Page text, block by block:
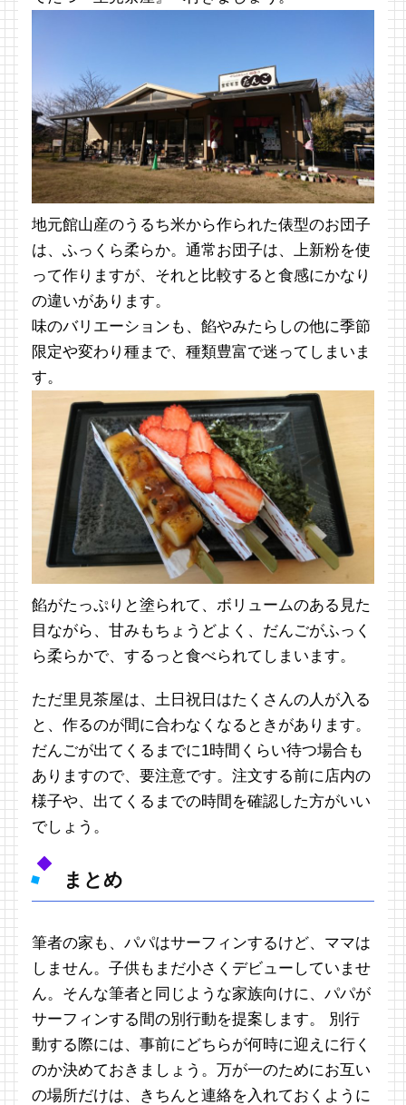
地元館山産のうるち米から作られた俵型のお団子
は、ふっくら柔らか。通常お団子は、上新粉を使
って作りますが、それと比較すると食感にかなり
の違いがあります。
味のバリエーションも、餡やみたらしの他に季節
限定や変わり種まで、種類豊富で迷ってしまいま
す。
餡がたっぷりと塗られて、ボリュームのある見た
目ながら、甘みもちょうどよく、だんごがふっく
ら柔らかで、するっと食べられてしまいます。
ただ里見茶屋は、土日祝日はたくさんの人が入る
と、作るのが間に合わなくなるときがあります。
だんごが出てくるまでに1時間くらい待つ場合も
ありますので、要注意です。注文する前に店内の
様子や、出てくるまでの時間を確認した方がいい
でしょう。
まとめ
筆者の家も、パパはサーフィンするけど、ママは
しません。子供もまだ小さくデビューしていませ
ん。そんな筆者と同じような家族向けに、パパが
サーフィンする間の別行動を提案します。 別行
動する際には、事前にどちらが何時に迎えに行く
のか決めておきましょう。万が一のためにお互い
の場所だけは、きちんと連絡を入れておくように